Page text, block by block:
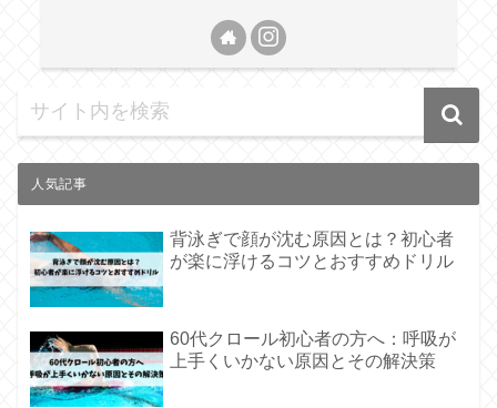
人気記事
背泳ぎで顔が沈む原因とは？初心者
が楽に浮けるコツとおすすめドリル
60代クロール初心者の方へ：呼吸が
上手くいかない原因とその解決策